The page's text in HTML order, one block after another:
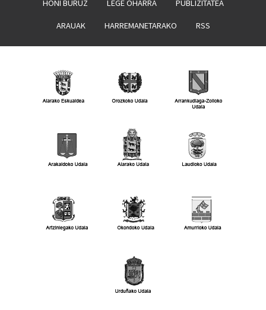
HONI BURUZ LEGE OHARRA PUBLIZITATEA
ARAUAK HARREMANETARAKO RSS